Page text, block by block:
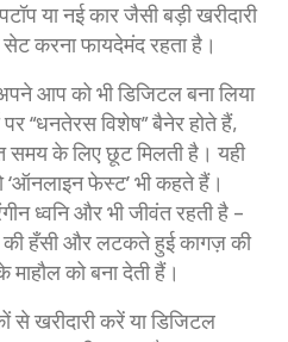
या नई कार जैसी बड़ी खरीदारी
करना फायदेमंद रहता है।
आप को भी डिजिटल बना लिया
“धनतेरस विशेष” बैनेर होते हैं,
समय के लिए छूट मिलती है। यही
‘ऑनलाइन फेस्ट’ भी कहते हैं।
ध्वनि और भी जीवंत रहती है –
की हँसी और लटकते हुई कागज़ की
को बना देती हैं।
से खरीदारी करें या डिजिटल